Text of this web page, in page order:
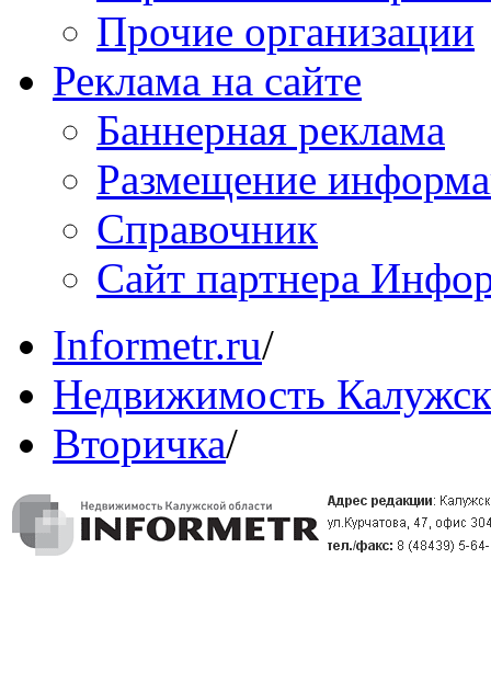
Прочие организации
Реклама на сайте
Баннерная реклама
Размещение
Справочник
Сайт партнера
Informetr.ru/
Недвижимость
Вторичка/